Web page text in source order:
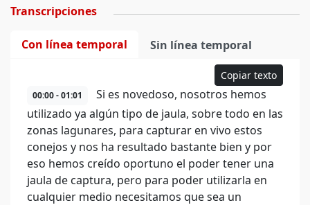
Transcripciones
Con línea temporal Sin línea temporal
Copiar texto
00:00 - 01:01
Si es novedoso, nosotros hemos
utilizado ya algún tipo de jaula, sobre todo en las
zonas lagunares, para capturar en vivo estos
conejos y nos ha resultado bastante bien y por
eso hemos creído oportuno el poder tener una
jaula de captura, pero para poder utilizarla en
cualquier medio necesitamos que sea un